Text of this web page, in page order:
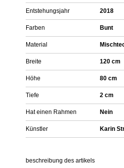
Entstehungsjahr 2018
Farben Bunt
Material
Breite 120 cm
Höhe 80 cm
Tiefe 2 cm
Hat einen Rahmen Nein
Künstler Karin
beschreibung des artikels